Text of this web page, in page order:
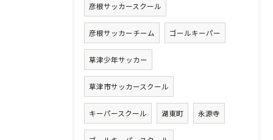
彦根サッカースクール
彦根サッカーチーム ゴールキーパー
草津少年サッカー
草津市サッカースクール
キーパースクール 湖東町 永源寺